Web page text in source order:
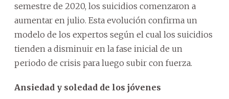
semestre de 2020, los suicidios comenzaron a
aumentar en julio. Esta evolución confirma un
modelo de los expertos según el cual los suicidios
tienden a disminuir en la fase inicial de un
periodo de crisis para luego subir con fuerza.
Ansiedad y soledad de los jóvenes